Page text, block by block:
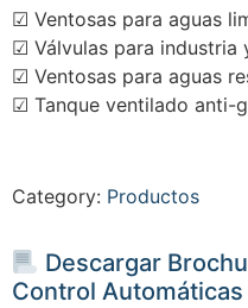
☑ Ventosas para aguas
☑ Válvulas para industria
☑ Ventosas para aguas
☑ Tanque ventilado anti-
Category: Productos
Descargar
Control Automáticas